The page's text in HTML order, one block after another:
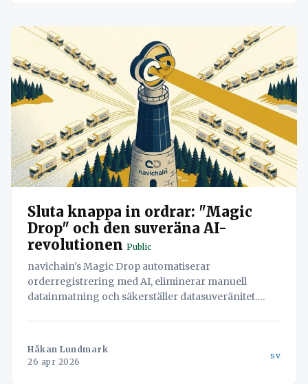
Sluta knappa in ordrar: "Magic
Drop" och den suveräna AI-
revolutionen Public
navichain's Magic Drop automatiserar
orderregistrering med AI, eliminerar manuell
datainmatning och säkerställer datasuveränitet.
Håkan Lundmark
26 apr 2026
sv